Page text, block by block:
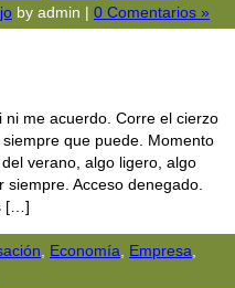
by admin | 0 Comentarios »
me acuerdo. Corre el cierzo
que puede. Momento
verano, algo ligero, algo
Acceso denegado.
[…]
Economía Empresa